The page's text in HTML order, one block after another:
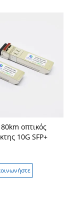
οπτικός
10G SFP+